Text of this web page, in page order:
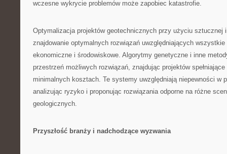
wczesne wykrycie problemów może zapobiec katastrofie.
Optymalizacja projektów geotechnicznych przy użyciu sztucznej
znajdowanie optymalnych rozwiązań uwzględniających
ekonomiczne i środowiskowe. Algorytmy genetyczne i inne
przestrzeń możliwych rozwiązań, znajdując projektów
minimalnych kosztach. Te systemy uwzględniają niepewności w
analizując ryzyko i proponując rozwiązania odporne na różne
geologicznych.
Przyszłość branży i nadchodzące wyzwania